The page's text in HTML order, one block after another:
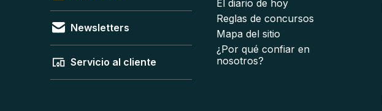
Newsletters
Servicio al cliente
El diario de hoy
Reglas de concursos
Mapa del sitio
¿Por qué confiar en
nosotros?